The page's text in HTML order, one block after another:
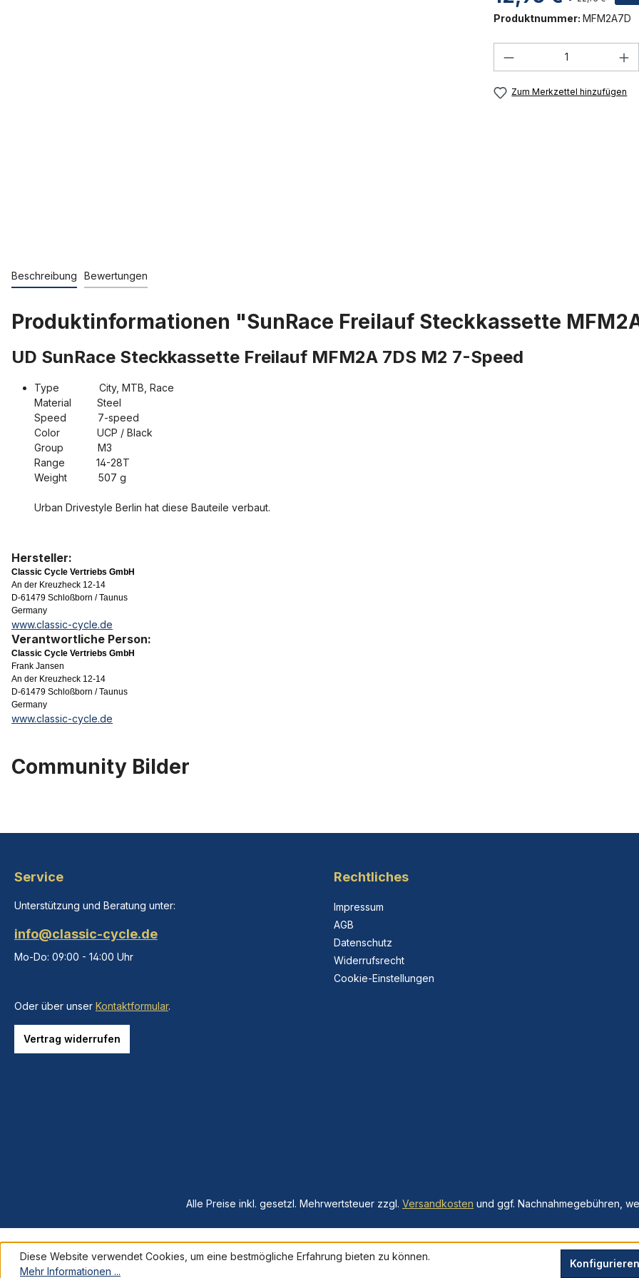
Produktnummer: MFM2A7D
Produkt Anzahl:
Zum Merkzettel hinzufügen
Beschreibung Bewertungen
Produktinformationen "SunRace Freilauf Steckkassette
UD SunRace Steckkassette Freilauf MFM2A 7DS M2 7-Speed
Type City, MTB, Race
Material Steel
Speed 7-speed
Color UCP / Black
Group M3
Range 14-28T
Weight 507 g
Urban Drivestyle Berlin hat diese Bauteile verbaut.
Hersteller:
Classic Cycle Vertriebs GmbH
An der Kreuzheck 12-14
D-61479 Schloßborn / Taunus
Germany
www.classic-cycle.de
Verantwortliche Person:
Classic Cycle Vertriebs GmbH
Frank Jansen
An der Kreuzheck 12-14
D-61479 Schloßborn / Taunus
Germany
www.classic-cycle.de
Community Bilder
Service
Unterstützung und Beratung unter:
info@classic-cycle.de
Mo-Do: 09:00 - 14:00 Uhr
Oder über unser Kontaktformular.
Vertrag widerrufen
Rechtliches
Impressum
AGB
Datenschutz
Widerrufsrecht
Cookie-Einstellungen
Alle Preise inkl. gesetzl. Mehrwertsteuer zzgl. Versandkosten und ggf. Nachnahmegebühren,
Diese Website verwendet Cookies, um eine bestmögliche Erfahrung bieten zu können.
Mehr Informationen ...
Konfigurieren